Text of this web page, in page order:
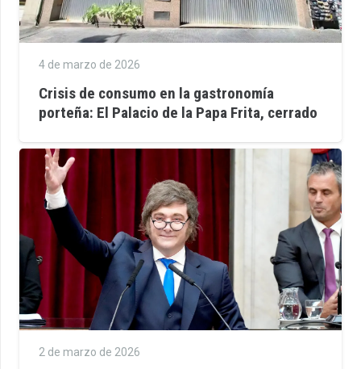
4 de marzo de 2026
Crisis de consumo en la gastronomía
porteña: El Palacio de la Papa Frita, cerrado
2 de marzo de 2026